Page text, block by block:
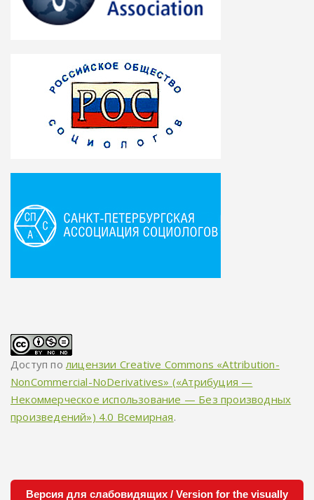
Доступ полицензии Creative Commons «Attribution-
NonCommercial-NoDerivatives» («Атрибуция —
Некоммерческое использование — Без производных
произведений») 4.0 Всемирная.
Версия для слабовидящих / Version for the visually